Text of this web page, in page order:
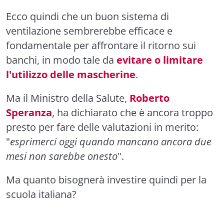
Ecco quindi che un buon sistema di
ventilazione sembrerebbe efficace e
fondamentale per affrontare il ritorno sui
banchi, in modo tale da evitare o limitare
l'utilizzo delle mascherine.
Ma il Ministro della Salute, Roberto
Speranza, ha dichiarato che è ancora troppo
presto per fare delle valutazioni in merito:
"esprimerci oggi quando mancano ancora due
mesi non sarebbe onesto".
Ma quanto bisognerà investire quindi per la
scuola italiana?